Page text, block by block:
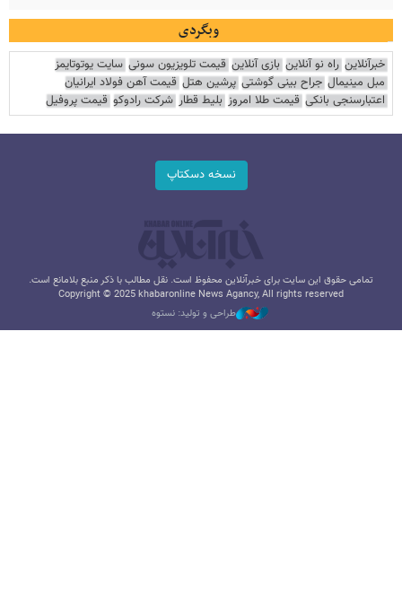
وبگردی
خبرآنلاین راه نو آنلاین بازی آنلاین قیمت تلویزیون سونی سایت یوتوتایمز
مبل مینیمال جراح بینی گوشتی پرشین هتل قیمت آهن فولاد ایرانیان
اعتبارسنجی بانکی قیمت طلا امروز بلیط قطار شرکت رادوکو قیمت پروفیل
نسخه دسکتاپ
تمامی حقوق این سایت برای خبرآنلاین محفوظ است. نقل مطالب با ذکر منبع بلامانع است.
Copyright © 2025 khabaronline News Agancy, All rights reserved
طراحی و تولید: نستوه